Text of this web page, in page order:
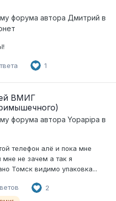
форума автора Дмитрий в
1
ВМИГ
форума автора Yopapipa в
телефон алё и пока мне
мне не зачем а так я
Томск видимо упаковка...
2